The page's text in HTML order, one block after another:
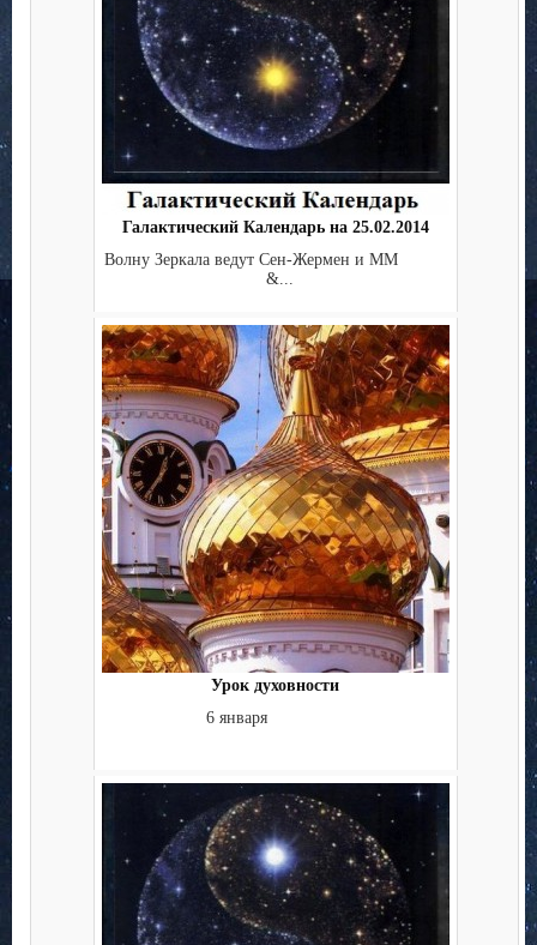
Галактический Календарь на 25.02.2014
Волну Зеркала ведут Сен-Жермен и ММ
&...
Урок духовности
6 января